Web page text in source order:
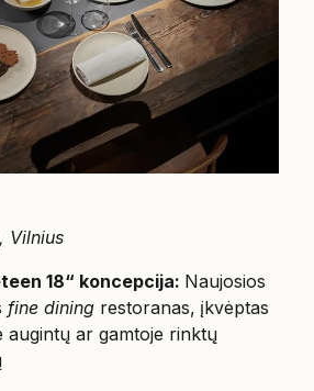
Vilnius
18“ koncepcija: Naujosios
fine dining restoranas, įkvėptas
augintų ar gamtoje rinktų